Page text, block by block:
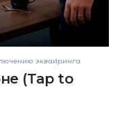
эквайринга
(Tap to